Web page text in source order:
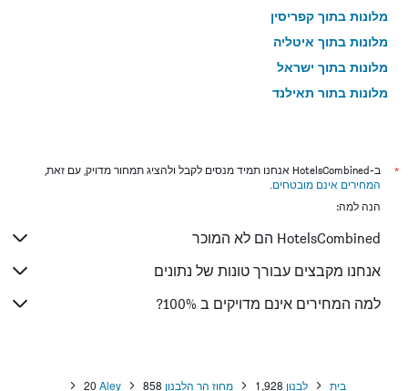
מלונות בתוך קפריסין
מלונות בתוך איטליה
מלונות בתוך ישראל
מלונות בתוך תאילנד
*
ב-HotelsCombined אנחנו תמיד מנסים לקבל ולהציג תמחור מדויק, עם זאת,
המחירים אינם מובטחים.
הנה למה:
HotelsCombined הם לא המוכר
אנחנו מקבצים עבורך טונות של נתונים
למה המחירים אינם מדויקים ב 100%?
בית לבנון 1,928 מחוז הר הלבנון 858
Aley
20